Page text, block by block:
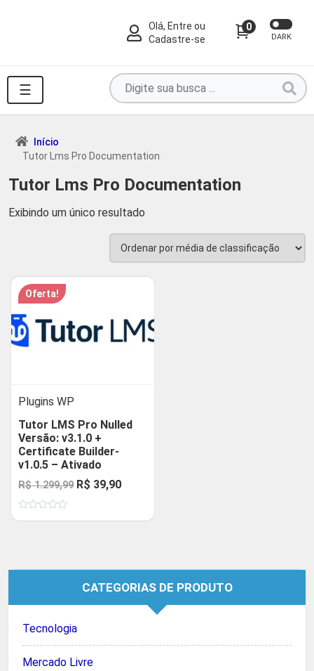
Olá, Entre ou
Cadastre-se
0
DARK
☰
Pesquise
por
produtos
...
Início
Tutor Lms Pro Documentation
Tutor Lms Pro Documentation
Exibindo um único resultado
Oferta!
Plugins WP
Tutor LMS Pro Nulled
Versão: v3.1.0 +
Certificate Builder-
v1.0.5 – Ativado
R$1.299,99 O
original
R$ 39,90O
atual
CATEGORIAS DE PRODUTO
Tecnologia
Mercado Livre